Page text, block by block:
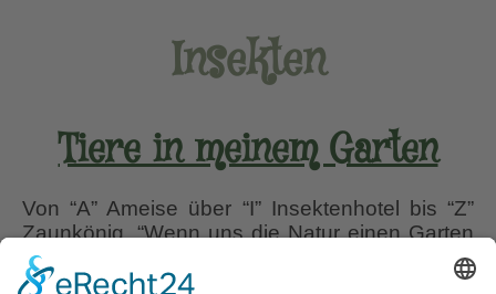
Insekten
Tiere in meinem Garten
Von “A” Ameise über “I” Insektenhotel bis “Z”
Zaunkönig. “Wenn uns die Natur einen Garten
schenkt, so sollten wir ihr nach unseren
Möglichkeiten auch etwas zurückgeben!” Das